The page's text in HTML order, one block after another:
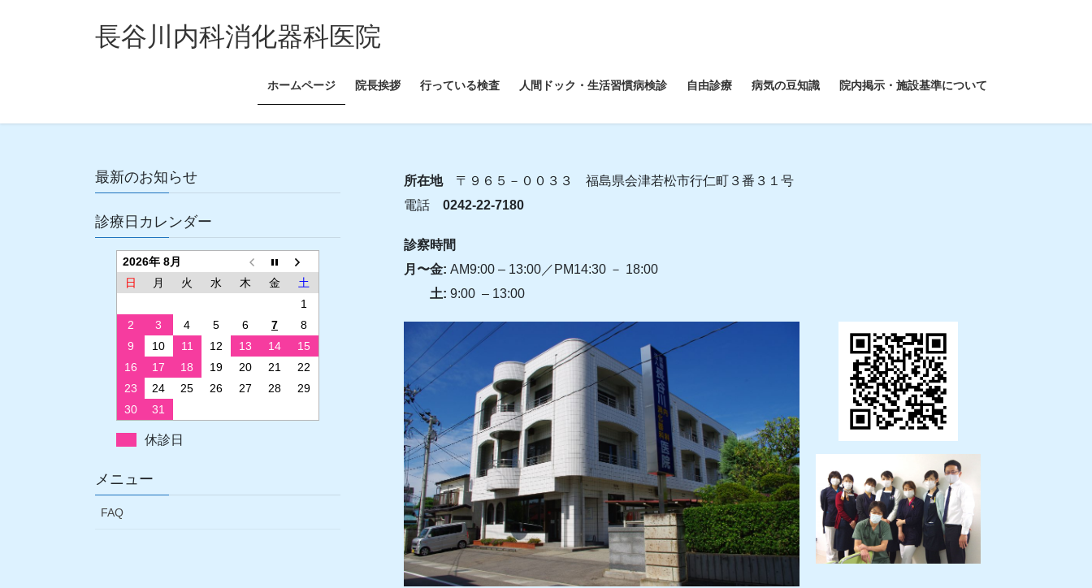
ス
ン
長谷川内科消化器科医院
ホームページ 院長挨拶 行っている検査 人間ドック・生活習慣病検診 自由診療 病気の豆知識 院内掲示・施設基準について
所在地〒９６５－００３３ 福島県会津若松市行仁町３番３１号
電話 0242-22-7180
診察時間
月〜金: AM9:00 – 13:00／PM14:30 － 18:00
土: 9:00 – 13:00
最新のお知らせ
診療日カレンダー
2026年 8月
日
月 火 水 木 金
土
1
2
3 4 5 6 7
8
9
10 11 12 13 14
15
16
17 18 19 20 21
22
23
24 25 26 27 28
29
30
31
休診日
メニュー
FAQ